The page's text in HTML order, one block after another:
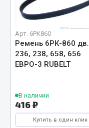
Сцепление
Весь раздел
Запчасти
Система питания
Тормозная система
Арт. 6РК860
Ремень 6РК-860
236, 238, 658, 656
ЕВРО-3 RUBELT
В наличии
416 ₽
Купить в один клик